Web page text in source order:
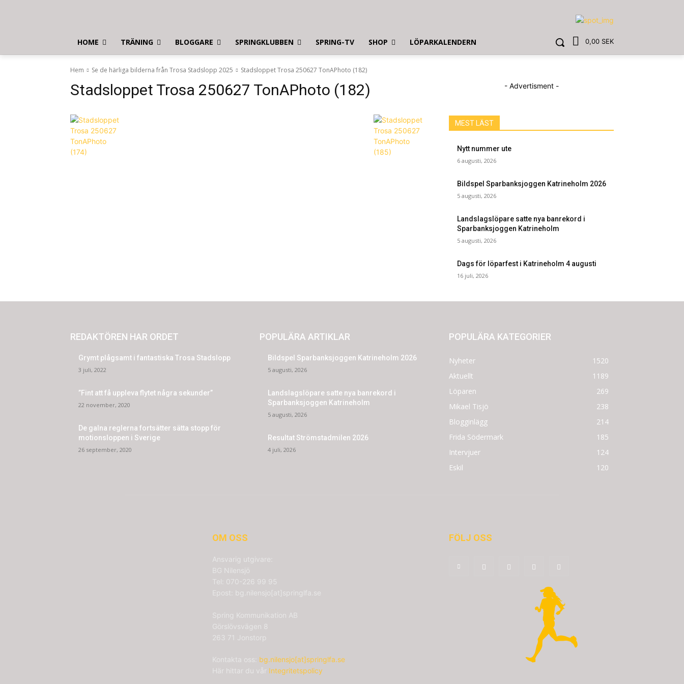
0,00 SEK
HOME TRÄNING BLOGGARE SPRINGKLUBBEN SPRING-TV SHOP LÖPARKALENDERN
Hem Se de härliga bilderna från Trosa Stadslopp 2025 Stadsloppet Trosa 250627 TonAPhoto (182)
Stadsloppet Trosa 250627 TonAPhoto (182) - Advertisment -
MEST LÄST
Nytt nummer ute
6 augusti, 2026
Bildspel Sparbanksjoggen Katrineholm 2026
5 augusti, 2026
Landslagslöpare satte nya banrekord i
Sparbanksjoggen Katrineholm
5 augusti, 2026
Dags för löparfest i Katrineholm 4 augusti
16 juli, 2026
REDAKTÖREN HAR ORDET
Grymt plågsamt i fantastiska Trosa Stadslopp
3 juli, 2022
”Fint att få uppleva flytet några sekunder”
22 november, 2020
De galna reglerna fortsätter sätta stopp för
motionsloppen i Sverige
26 september, 2020
POPULÄRA ARTIKLAR
Bildspel Sparbanksjoggen Katrineholm 2026
5 augusti, 2026
Landslagslöpare satte nya banrekord i
Sparbanksjoggen Katrineholm
5 augusti, 2026
Resultat Strömstadmilen 2026
4 juli, 2026
POPULÄRA KATEGORIER
Nyheter
1520
Aktuellt
1189
Löparen
269
Mikael Tisjö
238
Blogginlägg
214
Frida Södermark
185
Intervjuer
124
Eskil
120
OM OSS
Ansvarig utgivare:
BG Nilensjö
Tel: 070-226 99 95
Epost: bg.nilensjo[at]springlfa.se
Spring Kommunikation AB
Görslövsvägen 8
263 71 Jonstorp
Kontakta oss: bg.nilensjo[at]springlfa.se
Här hittar du vår Integritetspolicy
FÖLJ OSS